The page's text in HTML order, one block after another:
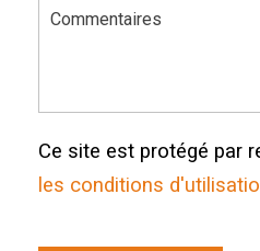
Ce site est protégé par
les conditions